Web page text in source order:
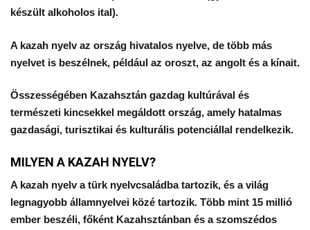
készült alkoholos ital).
A kazah nyelv az ország hivatalos nyelve, de több más
nyelvet is beszélnek, például az oroszt, az angolt és a kínait.
Összességében Kazahsztán gazdag kultúrával és
természeti kincsekkel megáldott ország, amely hatalmas
gazdasági, turisztikai és kulturális potenciállal rendelkezik.
MILYEN A KAZAH NYELV?
A kazah nyelv a türk nyelvcsaládba tartozik, és a világ
legnagyobb államnyelvei közé tartozik. Több mint 15 millió
ember beszéli, főként Kazahsztánban és a szomszédos